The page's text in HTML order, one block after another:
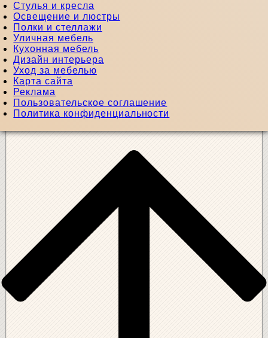
Стулья и кресла
Освещение и люстры
Полки и стеллажи
Уличная мебель
Кухонная мебель
Дизайн интерьера
Уход за мебелью
Карта сайта
Реклама
Пользовательское соглашение
Политика конфиденциальности